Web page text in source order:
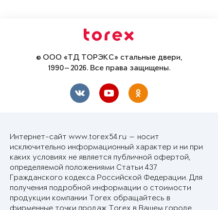
© ООО «ТД ТОРЭКС» стальные двери,
1990—2026. Все права защищены.
Интернет-сайт www.torex54.ru — носит
исключительно информационный характер и ни при
каких условиях не является публичной офертой,
определяемой положениями Статьи 437
Гражданского кодекса Российской Федерации. Для
получения подробной информации о стоимости
продукции компании Torex обращайтесь в